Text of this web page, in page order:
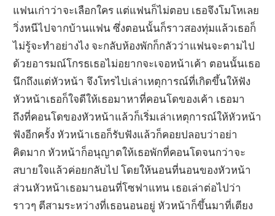
แฟนเก่าว่าจะเลือกใคร แต่แฟนก็ไม่ตอบ เธอจึงโมโหเลย
วิ่งหนีไปจากบ้านแฟน ซึ่งตอนนั้นก็ราวสองทุ่มแล้วเธอก็
ไม่รู้จะทำอย่างไง จะกลับห้องพักก็กลัวว่าแฟนจะตามไป
ด้วยอารมณ์โกรธเธอไม่อยากจะเจอหน้าเค้า ตอนนั้นเธอ
นึกถึงแต่หัวหน้า จึงโทรไปเล่าเหตุการณ์ที่เกิดขึ้นให้ฟัง
หัวหน้าเธอก็ใจดีให้เธอมาหาที่คอนโดของเค้า เธอมา
ถึงที่คอนโดของหัวหน้าแล้วก็เริ่มเล่าเหตุการณ์ให้หัวหน้า
ฟังอีกครั้ง หัวหน้าเธอก็รับฟังแล้วก็คอยปลอบว่าอย่า
คิดมาก หัวหน้าก็อนุญาตให้เธอพักที่คอนโดจนกว่าจะ
สบายใจแล้วค่อยกลับไป โดยให้นอนที่นอนของหัวหน้า
ส่วนหัวหน้าเธอมานอนที่โซฟาแทน เธอเล่าต่อไปว่า
ราวๆ ตีสามระหว่างที่เธอนอนอยู่ หัวหน้าก็ขึ้นมาที่เตียง